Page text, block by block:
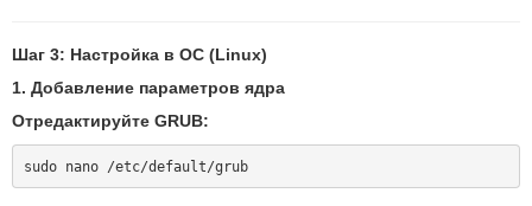
Шаг 3: Настройка в ОС (Linux)
1. Добавление параметров ядра
Отредактируйте GRUB:
sudo nano /etc/default/grub